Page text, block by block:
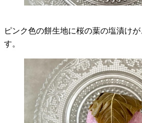
ピンク色の餅生地に桜の葉の塩漬け
す。